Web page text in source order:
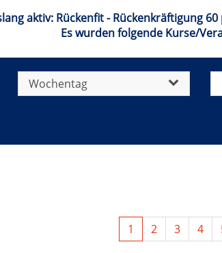
aktiv: Rückenfit - Rückenkräftigung
Es wurden folgende Kurse/
Wochentag
1 2 3 4